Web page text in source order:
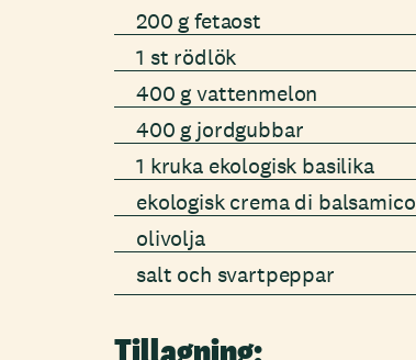
200 g fetaost
1 st rödlök
400 g vattenmelon
400 g jordgubbar
1 kruka ekologisk basilika
ekologisk crema di balsamico
olivolja
salt och svartpeppar